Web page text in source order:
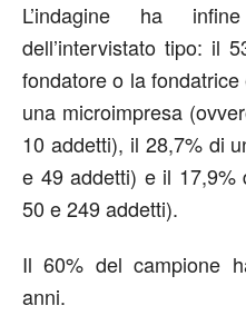
L’indagine ha
dell’intervistato tipo: il
fondatore o la fondatrice
una microimpresa
10 addetti), il 28,7% di
e 49 addetti) e il 17,9%
50 e 249 addetti).
Il 60% del campione
anni.